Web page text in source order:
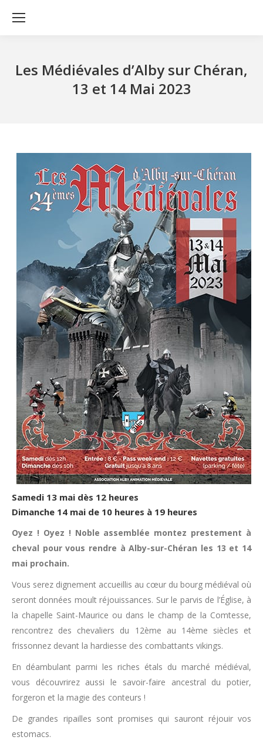
Les Médiévales d’Alby sur Chéran,
13 et 14 Mai 2023
Samedi 13 mai dès 12 heures
Dimanche 14 mai de 10 heures à 19 heures
Oyez ! Oyez ! Noble assemblée montez prestement à
cheval pour vous rendre à Alby-sur-Chéran les 13 et 14
mai prochain.
Vous serez dignement accueillis au cœur du bourg médiéval où
seront données moult réjouissances. Sur le parvis de l’Église, à
la chapelle Saint-Maurice ou dans le champ de la Comtesse,
rencontrez des chevaliers du 12ème au 14ème siècles et
frissonnez devant la hardiesse des combattants vikings.
En déambulant parmi les riches étals du marché médiéval,
vous découvrirez aussi le savoir-faire ancestral du potier,
forgeron et la magie des conteurs !
De grandes ripailles sont promises qui sauront réjouir vos
estomacs.